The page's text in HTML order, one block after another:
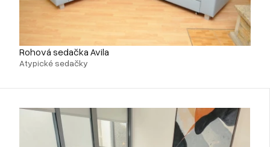
Rohová sedačka Avila
Atypické sedačky